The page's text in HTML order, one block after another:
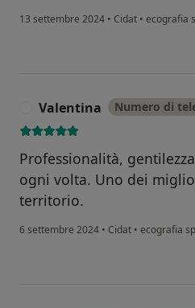
13 settembre 2024 • Cidat • ecografia
Valentina Numero di
Professionalità,
ogni volta. Uno dei
territorio.
6 settembre 2024 • Cidat • ecografia